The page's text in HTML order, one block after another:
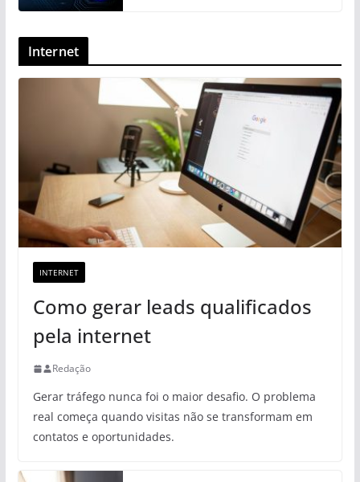
Internet
INTERNET
Como gerar leads qualificados
pela internet
Redação
Gerar tráfego nunca foi o maior desafio. O problema
real começa quando visitas não se transformam em
contatos e oportunidades.